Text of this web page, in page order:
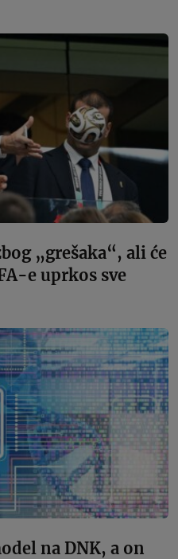
„grešaka“, ali će
e uprkos sve
na DNK, a on